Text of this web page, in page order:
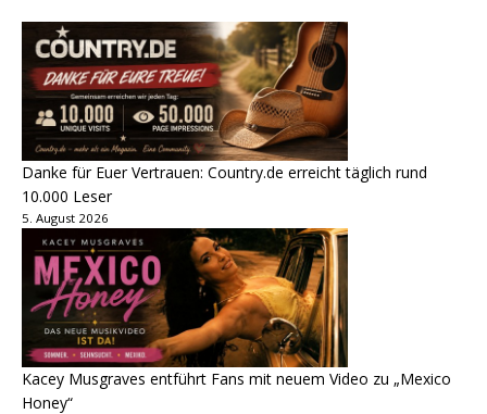
Danke für Euer Vertrauen: Country.de erreicht täglich rund
10.000 Leser
5. August 2026
Kacey Musgraves entführt Fans mit neuem Video zu „Mexico
Honey“